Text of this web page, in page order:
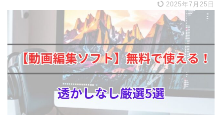
2025年7月25日